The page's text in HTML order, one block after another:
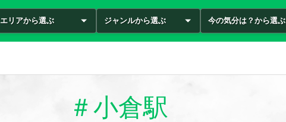
エリアから選ぶ ジャンルから選ぶ 今の気分は？から選ぶ
＃小倉駅